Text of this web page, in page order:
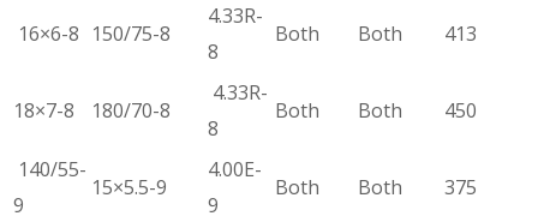
16×6-8 150/75-8
4.33R-
8
Both Both 413
18×7-8 180/70-8
4.33R-
8
Both Both 450
140/55-
9
15×5.5-9
4.00E-
9
Both Both 375